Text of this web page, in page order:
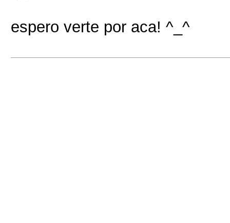
espero verte por aca! ^_^